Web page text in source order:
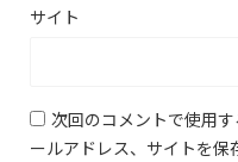
サイト
次回のコメントで使用
ールアドレス、サイトを保